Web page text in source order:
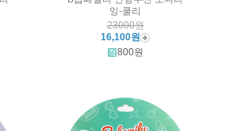
잉-쿨리
23000원
16,100원
800원